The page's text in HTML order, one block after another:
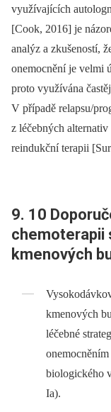
využívajících
[Cook, 2016] je
analýz a zkušeností,
onemocnění je velmi
proto využívána
V případě relapsu/
z léčebných
reindukční terapii
9. 10
chemoterapii
kmenových
kmenových
léčebné
biologického
Ia).